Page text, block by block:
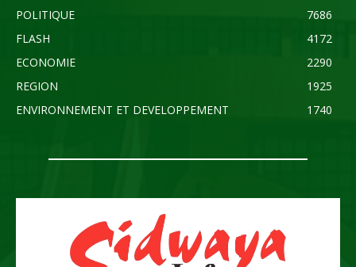
POLITIQUE
7686
FLASH
4172
ECONOMIE
2290
REGION
1925
ENVIRONNEMENT ET DEVELOPPEMENT
1740